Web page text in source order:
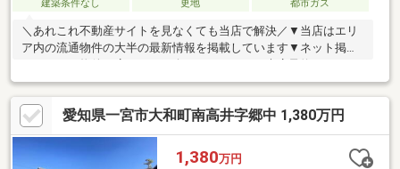
建築条件なし 更地 都市ガス
＼あれこれ不動産サイトを見なくても当店で解決／▼当店はエリ
ア内の流通物件の大半の最新情報を掲載しています▼ネット掲載
ードPayプレゼント♪《萩原小学校 徒歩約11分/萩原中学校 徒歩
約22分》【おすすめポイント】◆西側道路◆建築条件なし土地◆
アオキスーパー萩原店まで徒歩約8分◆二子駅まで徒歩約14分※写
真をクリックすると、詳細をご覧いただけます
愛知県一宮市大和町南高井字郷中 1,380万円
1,380万円